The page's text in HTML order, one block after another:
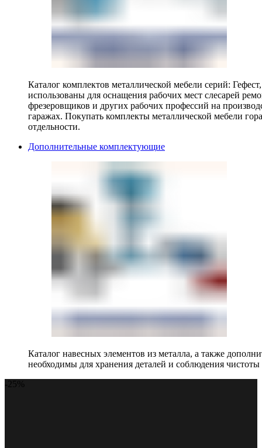
Каталог комплектов металлической мебели серий:
использованы для оснащения рабочих мест слесарей
фрезеровщиков и других рабочих профессий на
гаражах. Покупать комплекты металлической мебели
отдельности.
Дополнительные комплектующие
Каталог навесных элементов из металла, а также
необходимы для хранения деталей и соблюдения чистоты
-25%